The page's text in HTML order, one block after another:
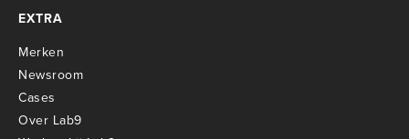
EXTRA
Merken
Newsroom
Cases
Over Lab9